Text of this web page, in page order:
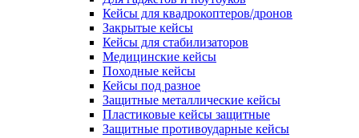
Кейсы для квадрокоптеров/дронов
Закрытые кейсы
Кейсы для стабилизаторов
Медицинские кейсы
Походные кейсы
Кейсы под разное
Защитные металлические кейсы
Пластиковые кейсы защитные
Защитные противоударные кейсы